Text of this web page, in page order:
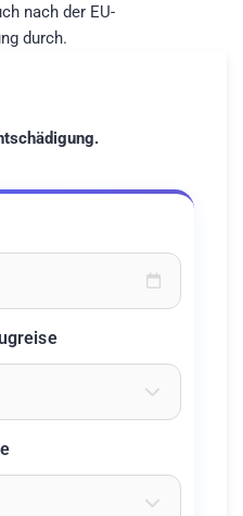
nach der EU-
durch.